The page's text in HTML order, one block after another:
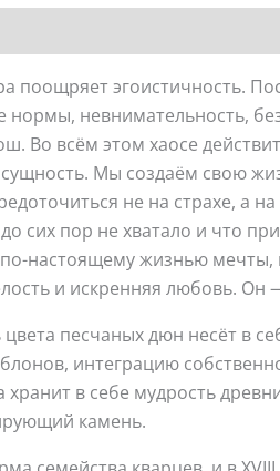
поощряет эгоистичность.
невнимательность,
Во всём этом хаосе
сущность. Мы создаём свою
не на страхе, а
сих пор не хватало и что
настоящему жизнью мечты,
и искренняя любовь.
песчаных дюн несёт в
интеграцию
в себе мудрость
камень.